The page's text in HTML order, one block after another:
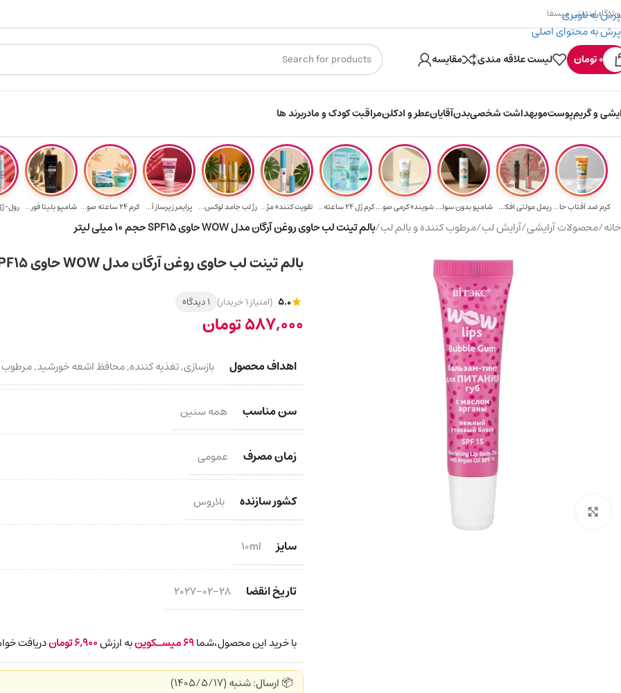
پرش به ناوبری
پرش به محتوای اصلی
هدیه برای خرید ارسال رایگان برای خرید ۳.۵ میلیون به یالا ۳۰۰ میسکوین (۳۰ هزار تومن) هدیه خرید اول
اینترنتی میسفا
0تومان لیست علاقه مندی مقایسه
و گریمپوستموبهداشت شخصیبدنآقایانعطر و ادکلنمراقبت کودک و مادربرند ها
کرم ضد آفتاب حا... ریمل مولتی افکت... شامپو بدون سولف... شوینده کرمی صور...کرم ژل ۲۴ ساعته... تقویت‌ کننده مژ... رژ لب جامد لوکس... پرایمر زیرساز آ... کرم 24 ساعته صو... شامپو بلیتا فور... رول-
خانه/محصولات آرایشی/آرایش لب/مرطوب کننده و بالم لب/بالم تینت لب حاوی روغن آرگان مدل WOW حاوی SPF15 حجم 10 میلی‌ لیتر
بالم تینت لب حاوی روغن آرگان مدل WOW حاوی SPF15 حجم 10 میلی‌ لیتر
5.0 (امتیاز 1 خریدار) 1 دیدگاه
587,000تومان
اهداف محصول بازسازی,تغذیه کننده,محافظ اشعه خورشید,مرطوب
سن مناسب همه سنین
زمان مصرف عمومی
کشور سازنده بلاروس
سایز 10ml
تاریخ انقضا 2027-02-28
با خرید این محصول،شما69میسـکوینبه ارزش6,900توماندریافت
📦 ارسال: شنبه (1405/5/17)